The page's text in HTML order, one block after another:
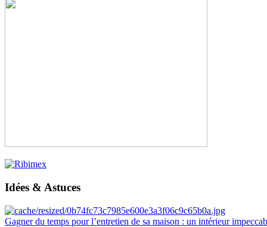
Idées & Astuces
Gagner du temps pour l’entretien de sa maison : un intérieur